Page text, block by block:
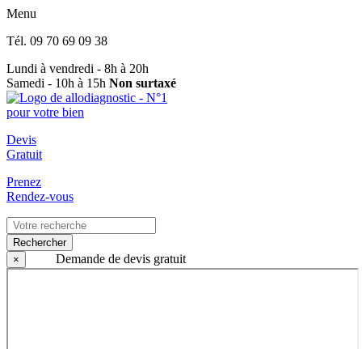
Menu
Tél. 09 70 69 09 38
Lundi à vendredi - 8h à 20h
Samedi - 10h à 15h Non surtaxé
Devis
Gratuit
Prenez
Rendez-vous
Rechercher
×
Demande de devis gratuit